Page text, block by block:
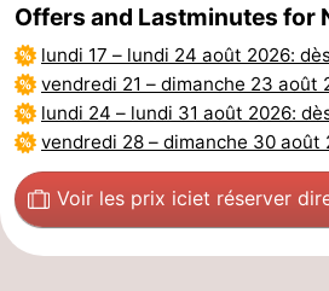
Offers and Lastminutes for
lundi 17 – lundi 24 août 2026:
vendredi 21 – dimanche 23 août
lundi 24 – lundi 31 août 2026:
vendredi 28 – dimanche 30 août
Voir les prix iciet réserver